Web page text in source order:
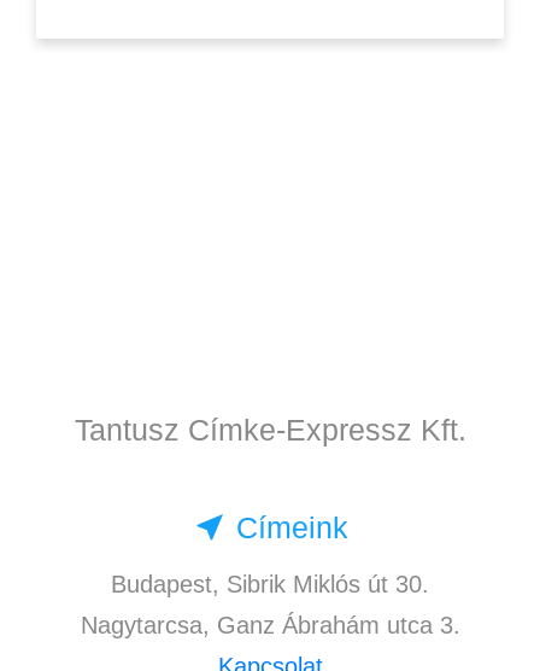
Tantusz Címke-Expressz Kft.
near_me Címeink
Budapest, Sibrik Miklós út 30.
Nagytarcsa, Ganz Ábrahám utca 3.